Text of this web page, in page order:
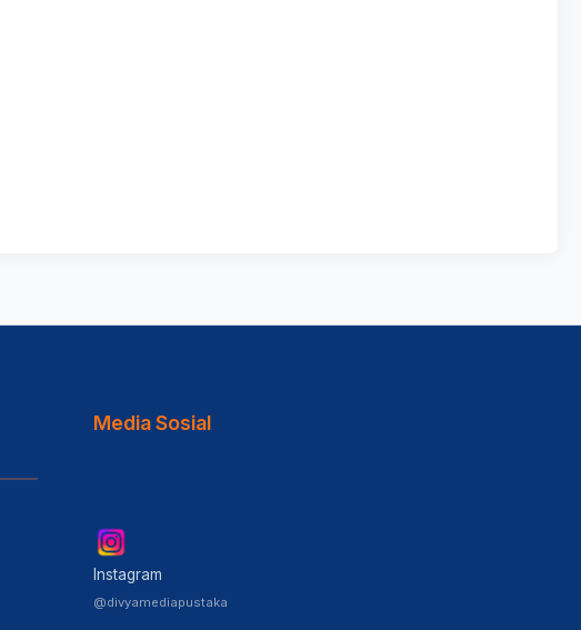
Media Sosial
Instagram
@divyamediapustaka